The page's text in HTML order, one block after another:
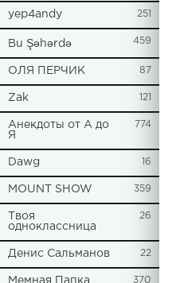
yep4andy 251
Bu Şəhərdə 459
ОЛЯ ПЕРЧИК 87
Zak 121
Анекдоты от А до
Я
774
Dawg 16
MOUNT SHOW 359
Твоя
одноклассница
26
Денис Сальманов 22
Мемная Папка 370